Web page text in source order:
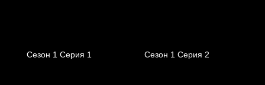
Сезон 1 Серия 1 Сезон 1 Серия 2